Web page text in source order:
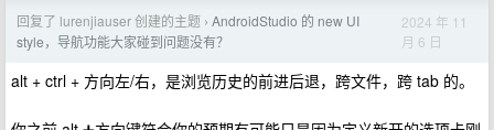
回复了 lurenjiauser 创建的主题 › AndroidStudio 的 new UI
style，导航功能大家碰到问题没有？
2024 年 11
月 6 日
alt + ctrl + 方向左/右，是浏览历史的前进后退，跨文件，跨 tab 的。